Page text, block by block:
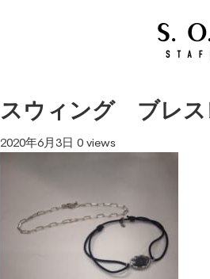
スウィング ブレス
2020年6月3日 0 views